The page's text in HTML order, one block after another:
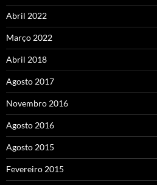
Abril 2022
Março 2022
Abril 2018
Agosto 2017
Novembro 2016
Agosto 2016
Agosto 2015
Fevereiro 2015